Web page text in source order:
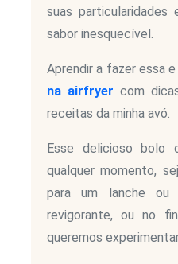
suas particularidades
sabor inesquecível.
Aprendir a fazer essa
na airfryer com
receitas da minha avó.
Esse delicioso bolo
qualquer momento,
para um lanche ou
revigorante, ou no
queremos